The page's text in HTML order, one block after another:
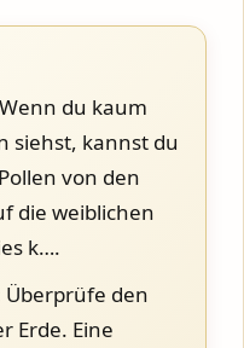
du kaum
siehst, kannst du
von den
die weiblichen
k….
den
Erde. Eine